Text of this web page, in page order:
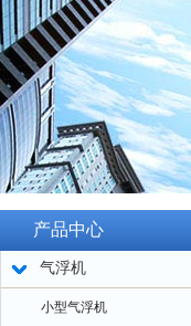
产品中心
气浮机
小型气浮机